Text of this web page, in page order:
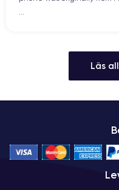
Läs